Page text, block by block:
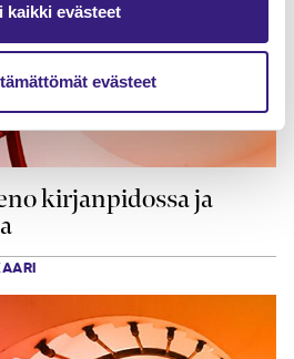
kaikki evästeet
evästeet
kirjanpidossa ja